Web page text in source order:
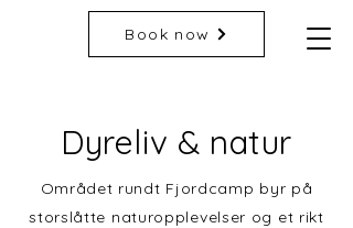
Book now
Dyreliv & natur
Området rundt Fjordcamp byr på
storslåtte naturopplevelser og et rikt